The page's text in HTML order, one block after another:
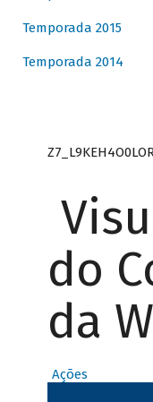
Temporada 2015
Temporada 2014
do
da
Ações